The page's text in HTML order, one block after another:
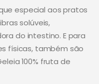
especial aos pratos
solúveis,
do intestino. E para
físicas, também são
100% fruta de